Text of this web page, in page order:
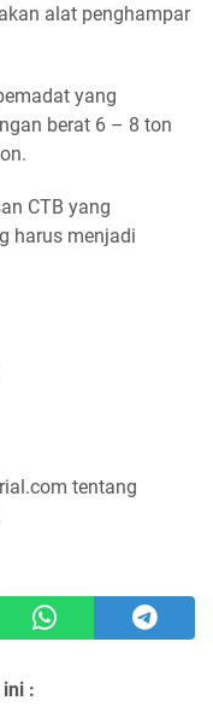
alat penghampar
yang
berat 6 – 8 ton
CTB yang
harus menjadi
tentang
: